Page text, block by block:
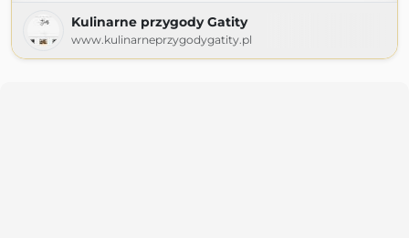
Kulinarne przygody Gatity
www.kulinarneprzygodygatity.pl